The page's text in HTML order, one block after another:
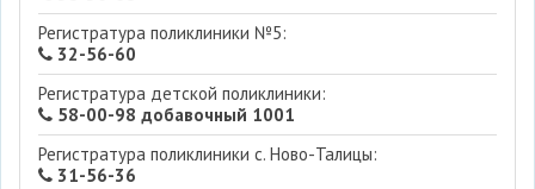
Регистратура поликлиники №5:
32-56-60
Регистратура детской поликлиники:
58-00-98 добавочный 1001
Регистратура поликлиники с. Ново-Талицы:
31-56-36